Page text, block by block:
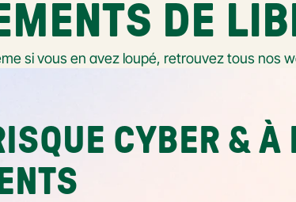
DE
si vous en avez loupé, retrouvez tous nos
CYBER & À